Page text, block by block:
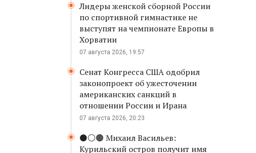
Лидеры женской сборной России
по спортивной гимнастике не
выступят на чемпионате Европы в
Хорватии
07 августа 2026, 19:57
Сенат Конгресса США одобрил
законопроект об ужесточении
американских санкций в
отношении России и Ирана
07 августа 2026, 20:23
⚫️⚪️🟤 Михаил Васильев:
Курильский остров получит имя